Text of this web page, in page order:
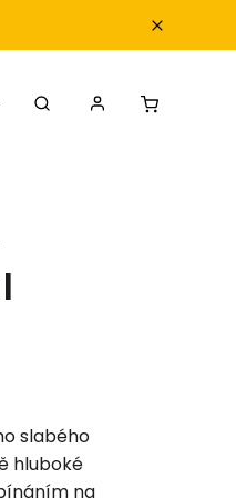
slabého
hluboké
na